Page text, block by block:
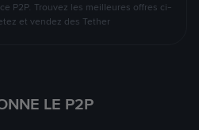
P2P. Trouvez les meilleures offres ci-
et vendez des Tether
LE P2P